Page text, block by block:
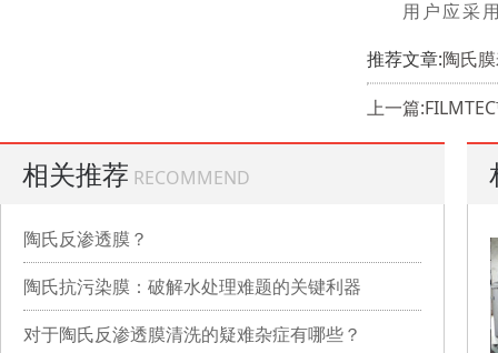
用户应采
推荐文章:陶氏
上一篇
相关推荐 RECOMMEND
陶氏反渗透膜？
陶氏抗污染膜：破解水处理难题的关键利器
对于陶氏反渗透膜清洗的疑难杂症有哪些？